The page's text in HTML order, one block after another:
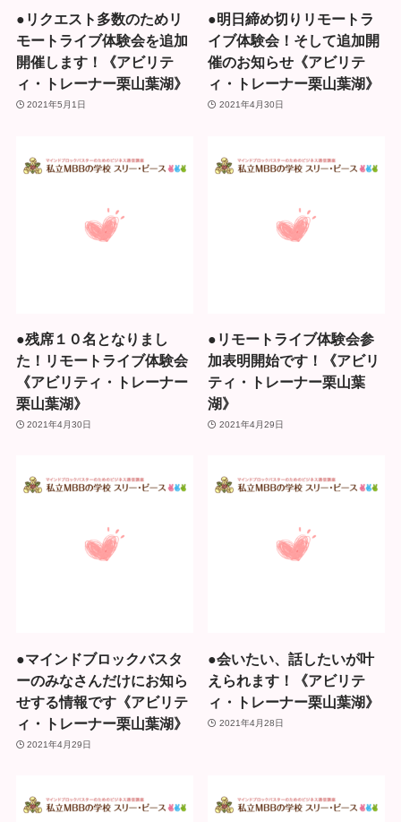
●リクエスト多数のためリ
モートライブ体験会を追加
開催します！《アビリテ
ィ・トレーナー栗山葉湖》
2021年5月1日
●明日締め切りリモートラ
イブ体験会！そして追加開
催のお知らせ《アビリテ
ィ・トレーナー栗山葉湖》
2021年4月30日
●残席１０名となりまし
た！リモートライブ体験会
《アビリティ・トレーナー
栗山葉湖》
2021年4月30日
●リモートライブ体験会参
加表明開始です！《アビリ
ティ・トレーナー栗山葉
湖》
2021年4月29日
●マインドブロックバスタ
ーのみなさんだけにお知ら
せする情報です《アビリテ
ィ・トレーナー栗山葉湖》
2021年4月29日
●会いたい、話したいが叶
えられます！《アビリテ
ィ・トレーナー栗山葉湖》
2021年4月28日